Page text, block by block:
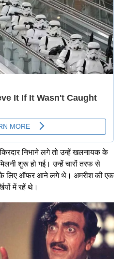
निभाने लगे तो उन्हें खलनायक के
शुरू हो गई। उन्हें चारों तरफ से
के लिए ऑफर आने लगे थे। अमरीश की एक
में रहें थे।